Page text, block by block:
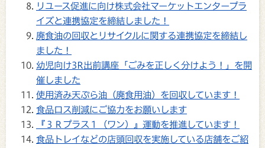
リユース促進に向け株式会社マーケットエンタープラ
イズと連携協定を締結しました！
廃食油の回収とリサイクルに関する連携協定を締結し
ました！
幼児向け3R出前講座「ごみを正しく分けよう！」を開
催しました
使用済み天ぷら油（廃食用油）を回収しています！
食品ロス削減にご協力をお願いします
『３Ｒプラス１（ワン）』運動を推進しています！
食品トレイなどの店頭回収を実施している店舗をご紹